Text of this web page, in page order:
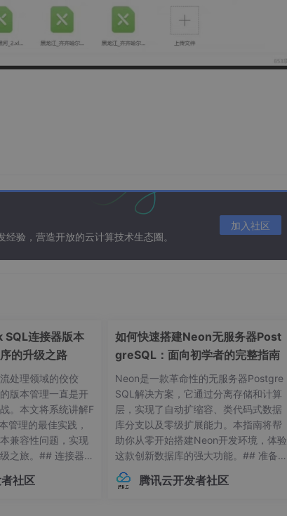
验，营造开放的云计算技术生态圈。
加入社区
SQL连接器版本
的升级之路
处理领域的佼佼
版本管理一直是开
。本文将系统讲解F
管理的最佳实践，
兼容性问题，实现
之旅。## 连接器版
在Flink应用开发
常常让开发者头疼
社区
如何快速搭建Neon无服务器Post
greSQL：面向初学者的完整指南
Neon是一款革命性的无服务器Postgre
SQL解决方案，它通过分离存储和计算
层，实现了自动扩缩容、类代码式数据
库分支以及零级扩展能力。本指南将帮
助你从零开始搭建Neon开发环境，体验
这款创新数据库的强大功能。## 准备工
作：环境要求与依赖项在开始搭建Neon
环境前，请确保你的系统满足以下要
腾讯云开发者社区